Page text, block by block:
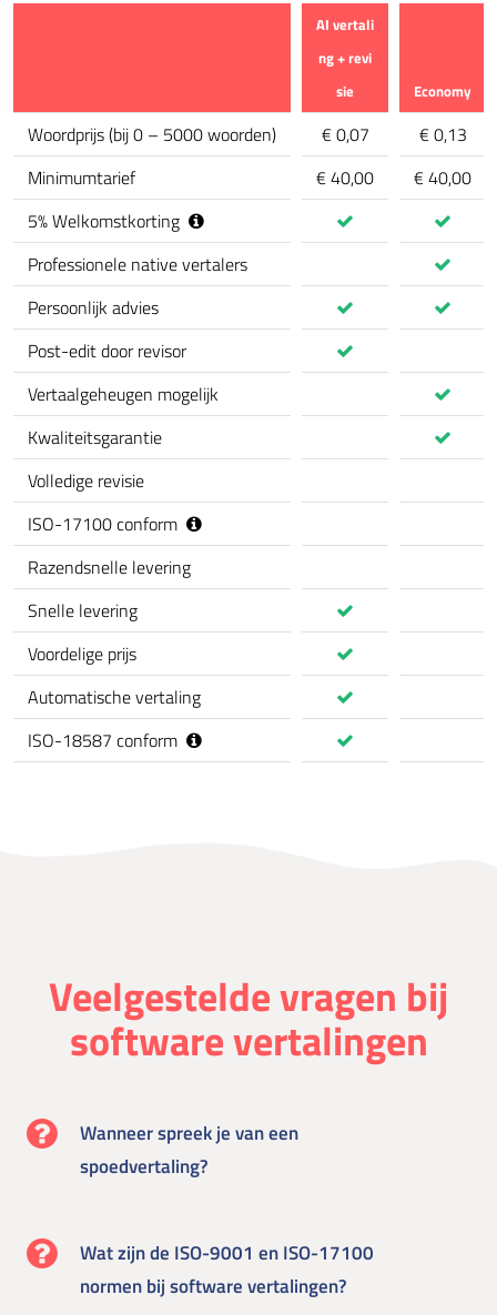
calculator.comparison_feature
AI vertali
ng + revi
sie
Economy
Woordprijs(bij 0 – 5000 woorden) € 0,07
€ 0,13
Minimumtarief
€ 40,00
€ 40,00
5%Welkomstkorting
Professionele native vertalers
Persoonlijk advies
Post-edit door revisor
Vertaalgeheugen mogelijk
Kwaliteitsgarantie
Volledige revisie
ISO-17100 conform
Razendsnelle levering
Snelle levering
Voordelige prijs
Automatische vertaling
ISO-18587 conform
Veelgestelde vragen bij
software vertalingen
Wanneer spreek je van een
spoedvertaling?
Wat zijn de ISO-9001 en ISO-17100
normen bij software vertalingen?